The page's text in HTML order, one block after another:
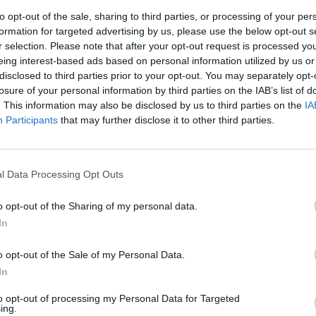
opt-out of the sale, sharing to third parties, or processing of your
for targeted advertising by us, please use the below opt-out
selection. Please note that after your opt-out request is processed
interest-based ads based on personal information utilized by us
to third parties prior to your opt-out. You may separately
of your personal information by third parties on the IAB’s list of
This information may also be disclosed by us to third parties on the
Participants that may further disclose it to other third parties.
Data Processing Opt Outs
opt-out of the Sharing of my personal data.
opt-out of the Sale of my Personal Data.
opt-out of processing my Personal Data for Targeted
Dust2.us. Według źródeł wspomnianego serwisu, jednym
gracz Gaimin Gladiators, który jest bezrobotny od
kilku miesięcy jest on zaś członkiem miksu Getting Info.
m.in. Splyce czy też akademię CLG. Niemniej w
głównie na zmaganiach w FACEIT Pro League. Dość
HLTV mapy.
o letnich transferach na scenie Counter-Strike'a 2: